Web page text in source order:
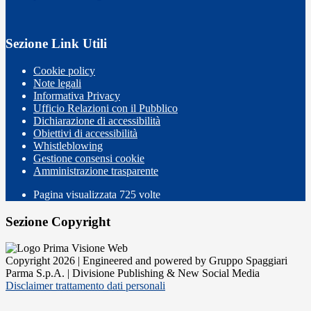
Sezione Link Utili
Cookie policy
Note legali
Informativa Privacy
Ufficio Relazioni con il Pubblico
Dichiarazione di accessibilità
Obiettivi di accessibilità
Whistleblowing
Gestione consensi cookie
Amministrazione trasparente
Pagina visualizzata 725 volte
Sezione Copyright
Copyright 2026 | Engineered and powered by Gruppo Spaggiari
Parma S.p.A. | Divisione Publishing & New Social Media
Disclaimer trattamento dati personali